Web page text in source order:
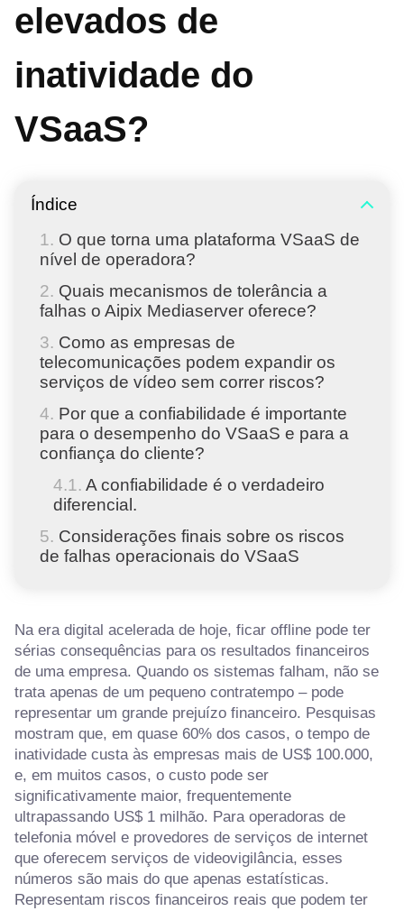
elevados de
inatividade do
VSaaS?
Índice
O que torna uma plataforma VSaaS de
nível de operadora?
Quais mecanismos de tolerância a
falhas o Aipix Mediaserver oferece?
Como as empresas de
telecomunicações podem expandir os
serviços de vídeo sem correr riscos?
Por que a confiabilidade é importante
para o desempenho do VSaaS e para a
confiança do cliente?
A confiabilidade é o verdadeiro
diferencial.
Considerações finais sobre os riscos
de falhas operacionais do VSaaS
Na era digital acelerada de hoje, ficar offline pode ter
sérias consequências para os resultados financeiros
de uma empresa. Quando os sistemas falham, não se
trata apenas de um pequeno contratempo – pode
representar um grande prejuízo financeiro. Pesquisas
mostram que, em quase 60% dos casos, o tempo de
inatividade custa às empresas mais de US$ 100.000,
e, em muitos casos, o custo pode ser
significativamente maior, frequentemente
ultrapassando US$ 1 milhão. Para operadoras de
telefonia móvel e provedores de serviços de internet
que oferecem serviços de videovigilância, esses
números são mais do que apenas estatísticas.
Representam riscos financeiros reais que podem ter